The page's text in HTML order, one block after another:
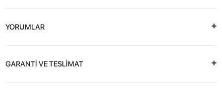
YORUMLAR
GARANTİ VE TESLİMAT